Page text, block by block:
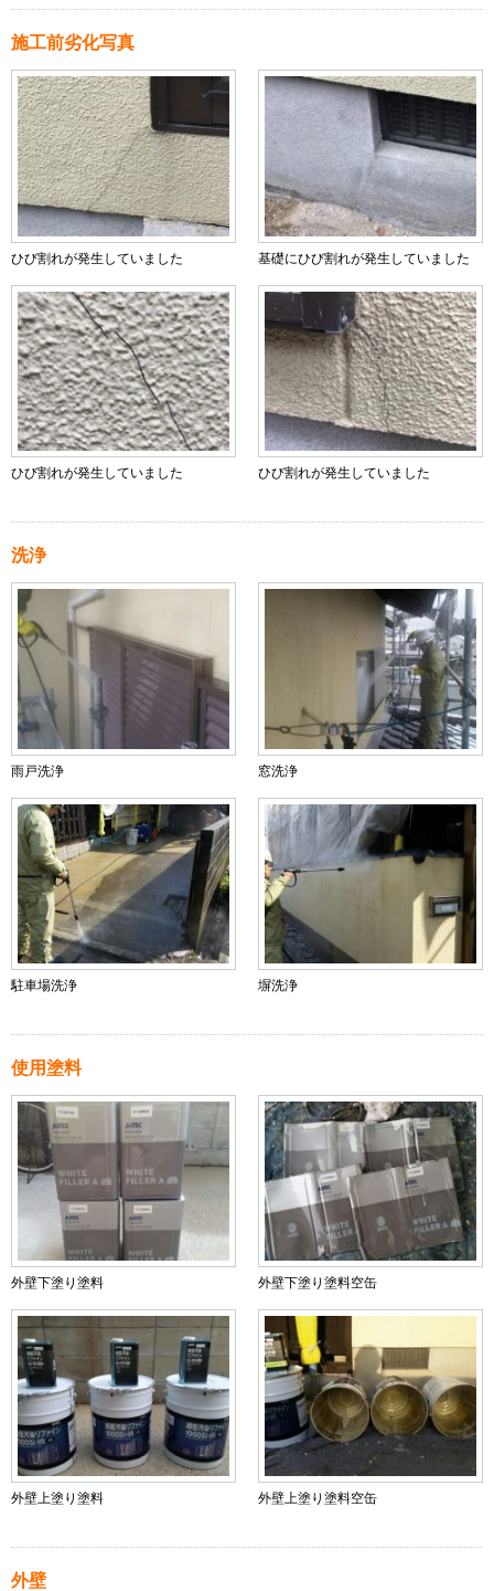
施工前劣化写真
ひび割れが発生していました 基礎にひび割れが発生していました
ひび割れが発生していました ひび割れが発生していました
洗浄
雨戸洗浄 窓洗浄
駐車場洗浄 塀洗浄
使用塗料
外壁下塗り塗料 外壁下塗り塗料空缶
外壁上塗り塗料 外壁上塗り塗料空缶
外壁